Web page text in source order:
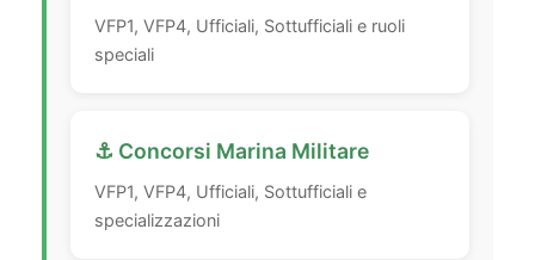
VFP1, VFP4, Ufficiali, Sottufficiali e ruoli
speciali
⚓ Concorsi Marina Militare
VFP1, VFP4, Ufficiali, Sottufficiali e
specializzazioni